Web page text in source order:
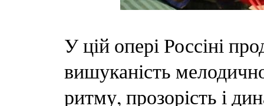
У цій опері Россіні
вишуканість
ритму, прозорість і